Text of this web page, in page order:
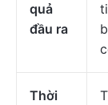
quả
đầu ra
Thời